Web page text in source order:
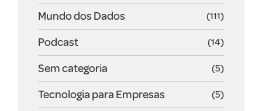
Mundo dos Dados (111)
Podcast (14)
Sem categoria (5)
Tecnologia para Empresas (5)